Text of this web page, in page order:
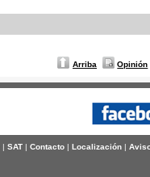
Arriba Opinión
| SAT| Contacto| Localización|